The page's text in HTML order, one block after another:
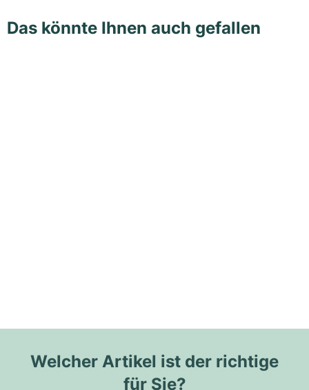
Das könnte Ihnen auch gefallen
Welcher Artikel ist der richtige
für Sie?